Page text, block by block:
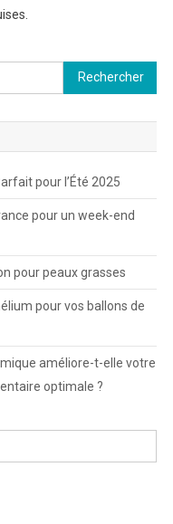
Rechercher :
pour l’Été 2025
pour un week-end
pour peaux grasses
pour vos ballons de
améliore-t-elle votre
optimale ?